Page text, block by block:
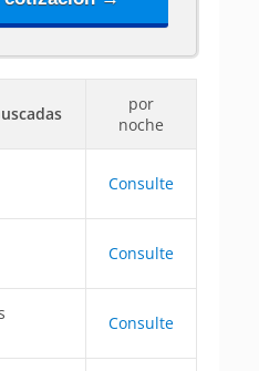
por
noche
Consulte
Consulte
Consulte